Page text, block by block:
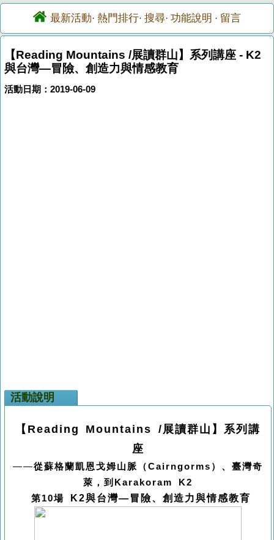
最新活動· 熱門排行· 搜尋· 功能說明 · 留言
【Reading Mountains /展讀群山】系列講座 - K2
與台灣―冒險、創造力與情感教育
活動日期：2019-06-09
活動說明
【 Reading Mountains /展讀群山】系列講
座
――從蘇格蘭凱恩戈姆山脈（Cairngorms ）、臺灣奇
萊，到 Karakoram K2
第10場
K2與台灣― 冒險、創造力與情感教育